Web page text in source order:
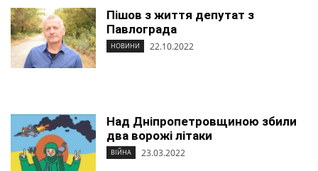
Пішов з життя депутат з
Павлограда
НОВИНИ 22.10.2022
Над Дніпропетровщиною збили
два ворожі літаки
ВІЙНА 23.03.2022